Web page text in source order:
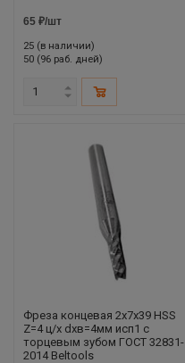
65 ₽/шт
25 (в наличии)
50 (96 раб. дней)
Фреза концевая 2х7х39 HSS
Z=4 ц/х dхв=4мм исп1 с
торцевым зубом ГОСТ 32831-
2014 Beltools